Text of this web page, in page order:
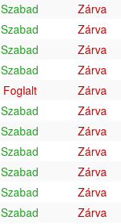
Szabad
Zárva
Szabad
Zárva
Szabad
Zárva
Szabad
Zárva
Foglalt
Zárva
Szabad
Zárva
Szabad
Zárva
Szabad
Zárva
Szabad
Zárva
Szabad
Zárva
Szabad
Zárva